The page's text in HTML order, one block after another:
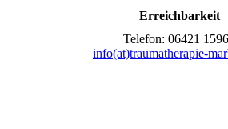
Erreichbarkeit
Telefon: 06421
info(at)traumatherapie-